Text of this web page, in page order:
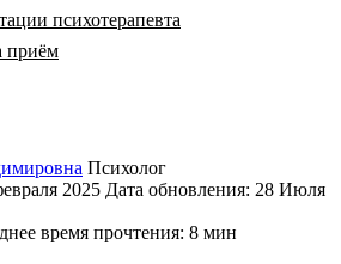
психотерапевта
приём
Психолог
2025 Дата обновления: 28 Июля
время прочтения: 8 мин